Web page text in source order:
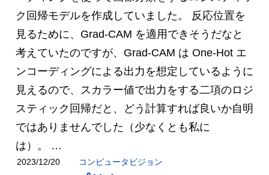
ク回帰モデルを作成していました。 反応位置を
見るために、Grad-CAM を適用できそうだなと
考えていたのですが、Grad-CAM は One-Hot エ
ンコーディングによる出力を想定しているように
見えるので、スカラー値で出力をする二項のロジ
スティック回帰だと、どう計算すれば良いか自明
ではありませんでした（少なくとも私に
は）。 …
2023/12/20 コンピュータビジョン